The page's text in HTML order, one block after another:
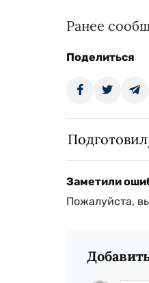
Ранее
Поделиться
Заметили
Пожалуйста,